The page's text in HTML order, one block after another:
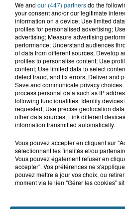
16h19
Blendecques :
ans qui s'était
13h15
Risque
vous ne
NOS AUTRES
We and our (447) partnersdo the
your consent and/or our legitimate
information on a device; Use limited
profiles for personalised advertising;
advertising; Measure advertising
performance; Understand audiences
of data from different sources; Develop
profiles to personalise content; Use
content; Use limited data to select
detect fraud, and fix errors; Deliver and
Save and communicate privacy
process personal data such as IP
following functionalities: Identify
requested; Use precise geolocation
other data sources; Link different
information transmitted automatically.
Vous pouvez accepter en cliquant sur
sélectionnant les finalités et/ou
Vous pouvez également refuser en
accepter". Vos préférences ne
pouvez mettre à jour vos choix, ou
moment via le lien "Gérer les cookies"